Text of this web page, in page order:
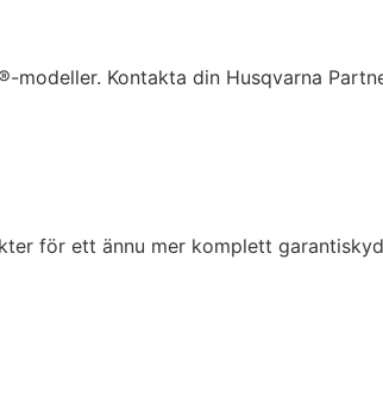
modeller. Kontakta din Husqvarna
för ett ännu mer komplett